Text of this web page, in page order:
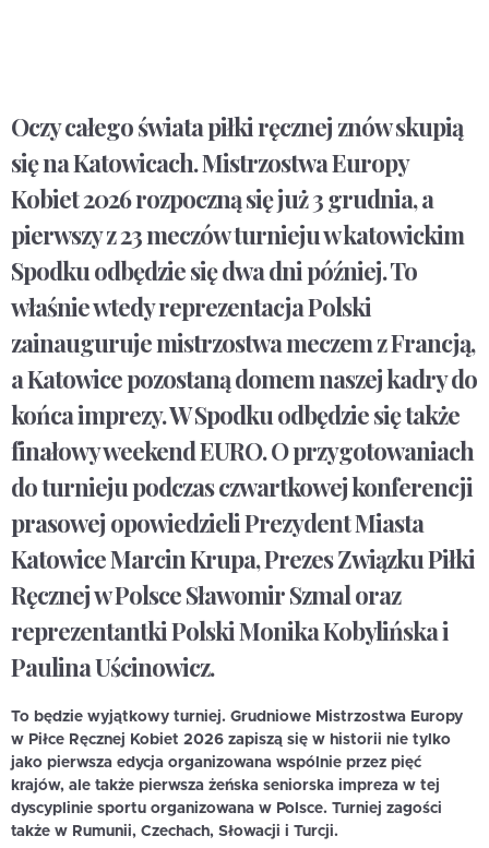
Oczy całego świata piłki ręcznej znów skupią
się na Katowicach. Mistrzostwa Europy
Kobiet 2026 rozpoczną się już 3 grudnia, a
pierwszy z 23 meczów turnieju w katowickim
Spodku odbędzie się dwa dni później. To
właśnie wtedy reprezentacja Polski
zainauguruje mistrzostwa meczem z Francją,
a Katowice pozostaną domem naszej kadry do
końca imprezy. W Spodku odbędzie się także
finałowy weekend EURO. O przygotowaniach
do turnieju podczas czwartkowej konferencji
prasowej opowiedzieli Prezydent Miasta
Katowice Marcin Krupa, Prezes Związku Piłki
Ręcznej w Polsce Sławomir Szmal oraz
reprezentantki Polski Monika Kobylińska i
Paulina Uścinowicz.
To będzie wyjątkowy turniej. Grudniowe Mistrzostwa Europy
w Piłce Ręcznej Kobiet 2026 zapiszą się w historii nie tylko
jako pierwsza edycja organizowana wspólnie przez pięć
krajów, ale także pierwsza żeńska seniorska impreza w tej
dyscyplinie sportu organizowana w Polsce. Turniej zagości
także w Rumunii, Czechach, Słowacji i Turcji.